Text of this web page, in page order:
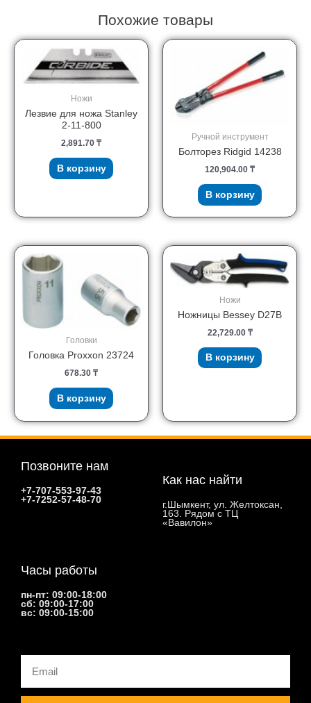
Похожие товары
Ножи
Лезвие для ножа Stanley
2-11-800
2,891.70 ₸
В корзину
Ручной инструмент
Болторез Ridgid 14238
120,904.00 ₸
В корзину
Головки
Головка Proxxon 23724
678.30 ₸
В корзину
Ножи
Ножницы Bessey D27B
22,729.00 ₸
В корзину
Позвоните нам
+7-707-553-97-43
+7-7252-57-48-70
Как нас найти
г.Шымкент, ул. Желтоксан,
163. Рядом с ТЦ
«Вавилон»
Часы работы
пн-пт: 09:00-18:00
сб: 09:00-17:00
вс: 09:00-15:00
Email